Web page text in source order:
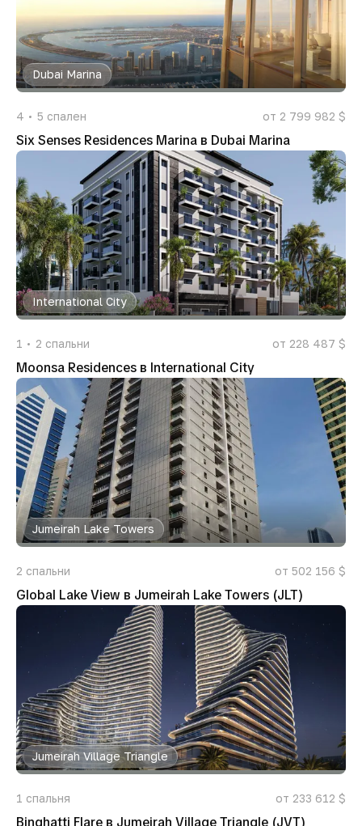
Dubai Marina
4 5 спален от 2 799 982 $
Six Senses Residences Marina в Dubai Marina
International City
1 2 спальни от 228 487 $
Moonsa Residences в International City
Jumeirah Lake Towers
2 спальни от 502 156 $
Global Lake View в Jumeirah Lake Towers (JLT)
Jumeirah Village Triangle
1 спальня от 233 612 $
Binghatti Flare в Jumeirah Village Triangle (JVT)